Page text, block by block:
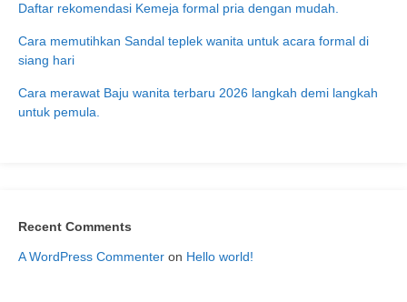
Daftar rekomendasi Kemeja formal pria dengan mudah.
Cara memutihkan Sandal teplek wanita untuk acara formal di
siang hari
Cara merawat Baju wanita terbaru 2026 langkah demi langkah
untuk pemula.
Recent Comments
A WordPress Commenter on Hello world!